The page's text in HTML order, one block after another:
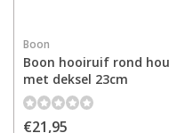
Boon
Boon hooiruif rond
met deksel 23cm
€21,95